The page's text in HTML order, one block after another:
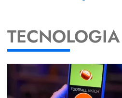
TECNOLOGIA